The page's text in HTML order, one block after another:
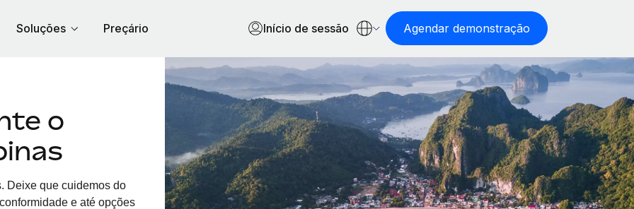
Soluções Preçário Início de sessão Agendar demonstração
o
Deixe que cuidemos do
e até opções